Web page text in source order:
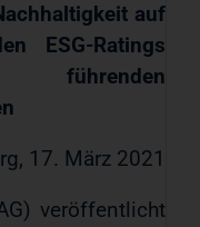
auf
ESG-Ratings
17. März 2021
veröffentlicht